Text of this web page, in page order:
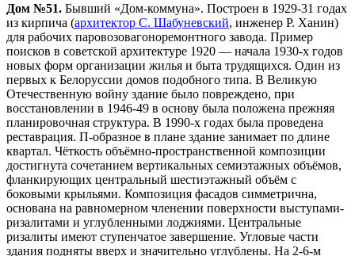
Дом №51. Бывший «Дом-коммуна». Построен в 1929-31 годах
из кирпича (архитектор С. Шабуневский, инженер Р. Ханин)
для рабочих паровозовагоноремонтного завода. Пример
поисков в советской архитектуре 1920 — начала 1930-х годов
новых форм организации жилья и быта трудящихся. Один из
первых к Белоруссии домов подобного типа. В Великую
Отечественную войну здание было повреждено, при
восстановлении в 1946-49 в основу была положена прежняя
планировочная структура. В 1990-х годах была проведена
реставрация. П-образное в плане здание занимает по длине
квартал. Чёткость объёмно-пространственной композиции
достигнута сочетанием вертикальных семиэтажных объёмов,
фланкирующих центральный шестиэтажный объём с
боковыми крыльями. Композиция фасадов симметрична,
основана на равномерном членении поверхности выступами-
ризалитами и углубленными лоджиями. Центральные
ризалиты имеют ступенчатое завершение. Угловые части
здания подняты вверх и значительно углублены. На 2-6-м